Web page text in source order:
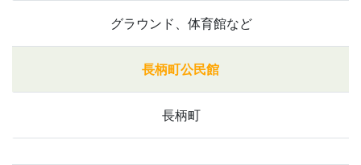
グラウンド、体育館など
長柄町公民館
長柄町